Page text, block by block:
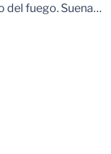
del fuego. Suena…